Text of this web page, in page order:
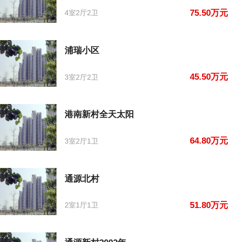
4室2厅2卫 75.50万元
浦瑞小区
3室2厅2卫 45.50万元
港南新村全天太阳
3室2厅1卫 64.80万元
通源北村
2室1厅1卫 51.80万元